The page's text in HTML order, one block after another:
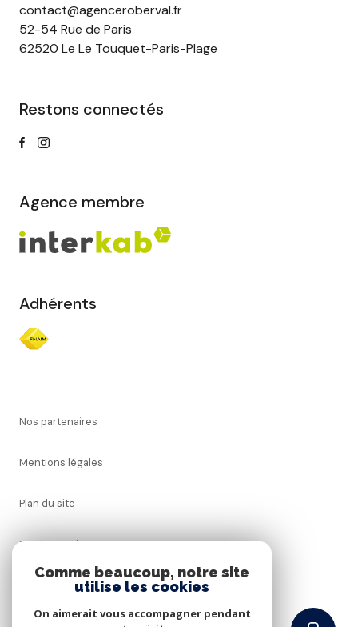
contact@agenceroberval.fr
52-54 Rue de Paris
62520 Le Le Touquet-Paris-Plage
Restons connectés
Agence membre
Adhérents
Nos partenaires
Mentions légales
Plan du site
Nos honoraires
Comme beaucoup, notre site
utilise les cookies
On aimerait vous accompagner pendant